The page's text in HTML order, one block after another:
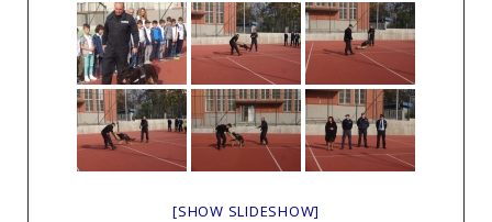
[SHOW SLIDESHOW]